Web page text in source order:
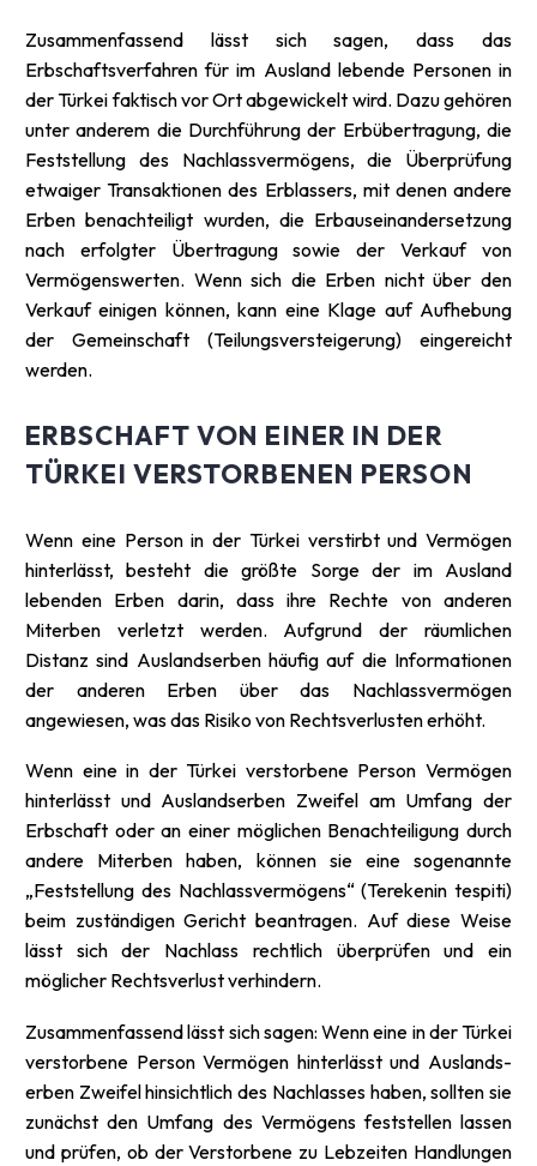
Zusammenfassend lässt sich sagen, dass das
Erbschaftsverfahren für im Ausland lebende Personen in
der Türkei faktisch vor Ort abgewickelt wird. Dazu gehören
unter anderem die Durchführung der Erbübertragung, die
Feststellung des Nachlassvermögens, die Überprüfung
etwaiger Transaktionen des Erblassers, mit denen andere
Erben benachteiligt wurden, die Erbauseinandersetzung
nach erfolgter Übertragung sowie der Verkauf von
Vermögenswerten. Wenn sich die Erben nicht über den
Verkauf einigen können, kann eine Klage auf Aufhebung
der Gemeinschaft (Teilungsversteigerung) eingereicht
werden.
ERBSCHAFT VON EINER IN DER
TÜRKEI VERSTORBENEN PERSON
Wenn eine Person in der Türkei verstirbt und Vermögen
hinterlässt, besteht die größte Sorge der im Ausland
lebenden Erben darin, dass ihre Rechte von anderen
Miterben verletzt werden. Aufgrund der räumlichen
Distanz sind Auslands­erben häufig auf die Informationen
der anderen Erben über das Nachlassvermögen
angewiesen, was das Risiko von Rechtsverlusten erhöht.
Wenn eine in der Türkei verstorbene Person Vermögen
hinterlässt und Auslands­erben Zweifel am Umfang der
Erbschaft oder an einer möglichen Benachteiligung durch
andere Miterben haben, können sie eine sogenannte
„Feststellung des Nachlassvermögens“ (Terekenin tespiti)
beim zuständigen Gericht beantragen. Auf diese Weise
lässt sich der Nachlass rechtlich überprüfen und ein
möglicher Rechtsverlust verhindern.
Zusammenfassend lässt sich sagen: Wenn eine in der Türkei
verstorbene Person Vermögen hinterlässt und Auslands­
erben Zweifel hinsichtlich des Nachlasses haben, sollten sie
zunächst den Umfang des Vermögens feststellen lassen
und prüfen, ob der Verstorbene zu Lebzeiten Handlungen